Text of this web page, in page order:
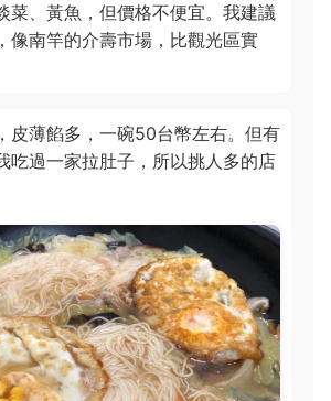
菜、黃魚，但價格不便宜。我建議
像南竿的介壽市場，比觀光區實
皮薄餡多，一碗50台幣左右。但有
吃過一家拉肚子，所以挑人多的店